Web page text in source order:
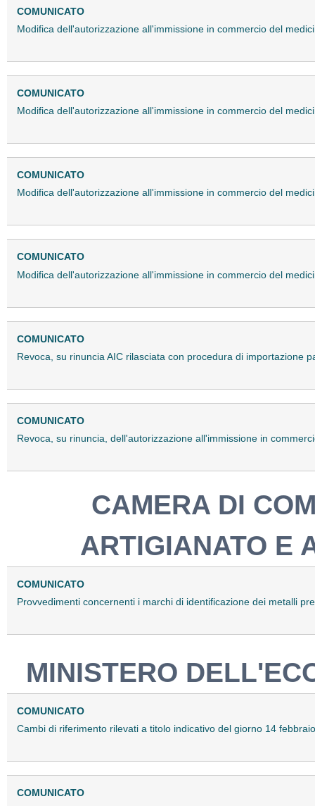
COMUNICATO
Modifica dell'autorizzazione all'immissione in commercio del
COMUNICATO
Modifica dell'autorizzazione all'immissione in commercio del
COMUNICATO
Modifica dell'autorizzazione all'immissione in commercio del
COMUNICATO
Modifica dell'autorizzazione all'immissione in commercio del
COMUNICATO
Revoca, su rinuncia AIC rilasciata con procedura di importazione
COMUNICATO
Revoca, su rinuncia, dell'autorizzazione all'immissione in
CAMERA DI
ARTIGIANATO E
COMUNICATO
Provvedimenti concernenti i marchi di identificazione dei metalli
MINISTERO
COMUNICATO
Cambi di riferimento rilevati a titolo indicativo del giorno 14
COMUNICATO